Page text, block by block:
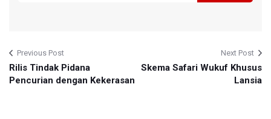
Previous Post
Rilis Tindak Pidana
Pencurian dengan Kekerasan
Next Post
Skema Safari Wukuf Khusus
Lansia